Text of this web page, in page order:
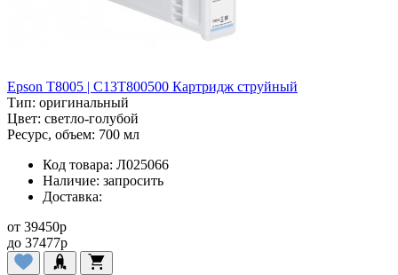
Epson T8005 | C13T800500 Картридж струйный
Тип: оригинальный
Цвет: светло-голубой
Ресурс, объем: 700 мл
Код товара: Л025066
Наличие: запросить
Доставка:
от 39450p
до 37477p